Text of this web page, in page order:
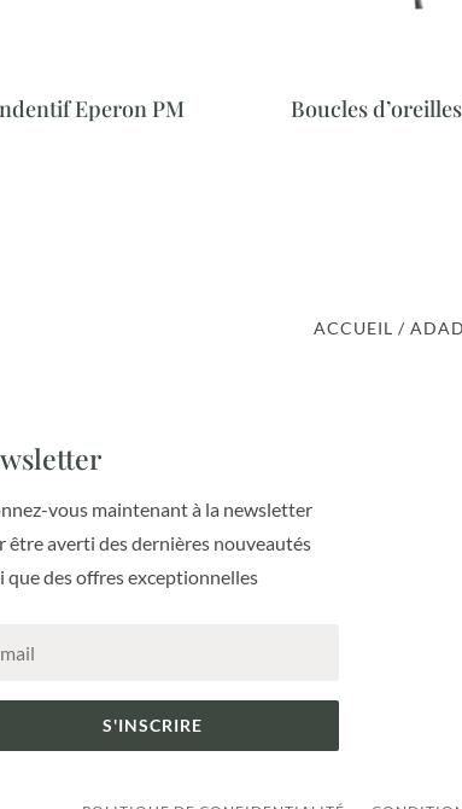
Eperon PM Boucles
ACCUEIL /
vous maintenant à la newsletter
être averti des dernières nouveautés
que des offres exceptionnelles
S'INSCRIRE